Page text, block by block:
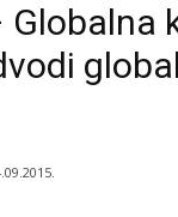
Globalna